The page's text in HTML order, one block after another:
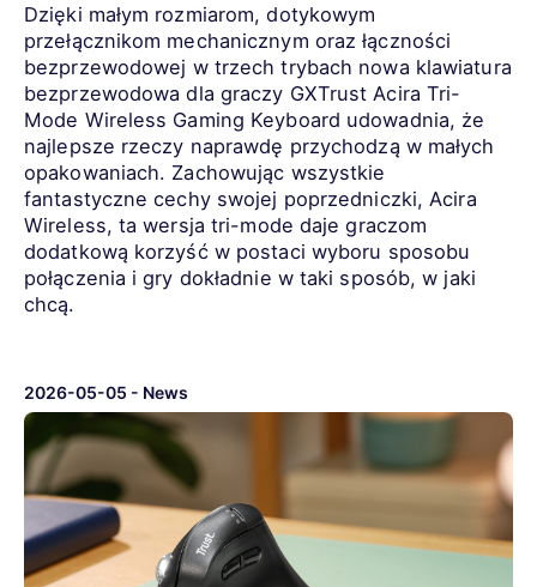
Dzięki małym rozmiarom, dotykowym
przełącznikom mechanicznym oraz łączności
bezprzewodowej w trzech trybach nowa klawiatura
bezprzewodowa dla graczy GXTrust Acira Tri-
Mode Wireless Gaming Keyboard udowadnia, że
najlepsze rzeczy naprawdę przychodzą w małych
opakowaniach. Zachowując wszystkie
fantastyczne cechy swojej poprzedniczki, Acira
Wireless, ta wersja tri-mode daje graczom
dodatkową korzyść w postaci wyboru sposobu
połączenia i gry dokładnie w taki sposób, w jaki
chcą.
2026-05-05 - News